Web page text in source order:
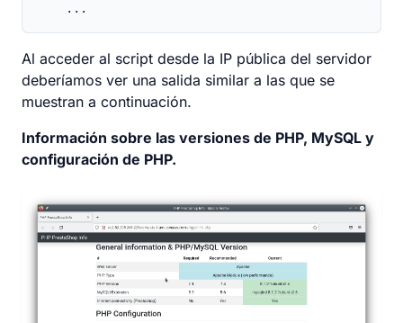
    ...
Al acceder al script desde la IP pública del servidor
deberíamos ver una salida similar a las que se
muestran a continuación.
Información sobre las versiones de PHP, MySQL y
configuración de PHP.